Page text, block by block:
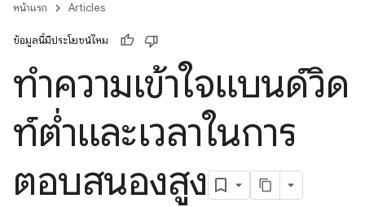
หน้าแรก Articles
ข้อมูลนี้มีประโยชน์ไหม
ทำความเข้าใจแบนด์วิด
ท์ต่ำและเวลาในการ
ตอบสนองสูง